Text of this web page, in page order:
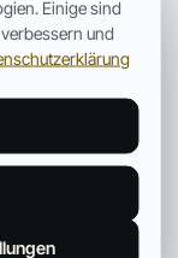
– wird
definitiv so
so viel
Einige sind
und